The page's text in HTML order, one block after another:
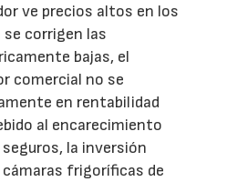
ve precios altos en los
corrigen las
bajas, el
comercial no se
en rentabilidad
al encarecimiento
la inversión
frigoríficas de